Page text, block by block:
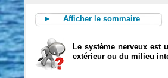
► Afficher le sommaire
Le système nerveux est
extérieur ou du milieu